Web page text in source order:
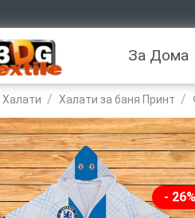
За Дома
Халати / Халати за баня Принт /
- 26%